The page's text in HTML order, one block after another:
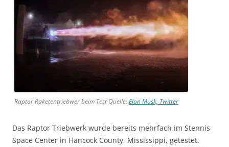
Raptor Raketentriebwer beim Test Quelle:Elon Musk, Twitter
Das Raptor Triebwerk wurde bereits mehrfach im Stennis
Space Center in Hancock County, Mississippi, getestet.